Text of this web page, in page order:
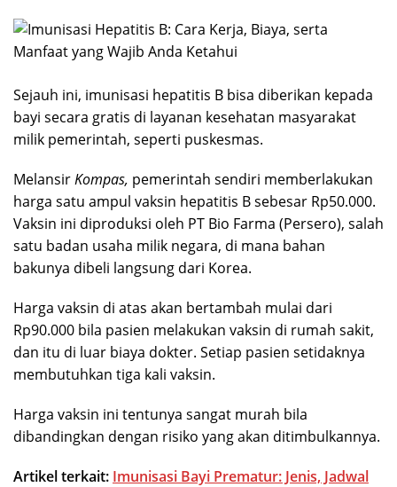
Sejauh ini, imunisasi hepatitis B bisa diberikan kepada
bayi secara gratis di layanan kesehatan masyarakat
milik pemerintah, seperti puskesmas.
MelansirKompas, pemerintah sendiri memberlakukan
harga satu ampul vaksin hepatitis B sebesar Rp50.000.
Vaksin ini diproduksi oleh PT Bio Farma (Persero), salah
satu badan usaha milik negara, di mana bahan
bakunya dibeli langsung dari Korea.
Harga vaksin di atas akan bertambah mulai dari
Rp90.000 bila pasien melakukan vaksin di rumah sakit,
dan itu di luar biaya dokter. Setiap pasien setidaknya
membutuhkan tiga kali vaksin.
Harga vaksin ini tentunya sangat murah bila
dibandingkan dengan risiko yang akan ditimbulkannya.
Artikel terkait: Imunisasi Bayi Prematur: Jenis, Jadwal